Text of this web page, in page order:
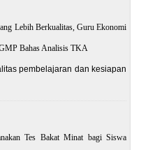
Lebih Berkualitas, Guru Ekonomi
Bahas Analisis TKA
pembelajaran dan kesiapan
Tes Bakat Minat bagi Siswa